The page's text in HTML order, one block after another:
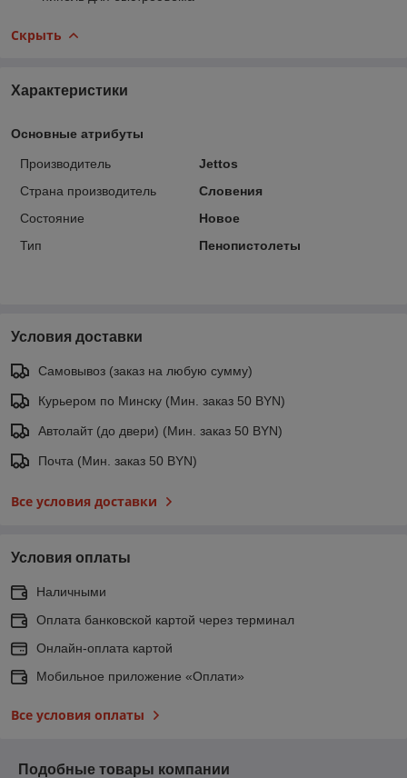
Скрыть
Характеристики
Основные атрибуты
Производитель
Jettos
Страна производитель
Словения
Состояние
Новое
Тип
Пенопистолеты
Условия доставки
Самовывоз (заказ на любую сумму)
Курьером по Минску (Мин. заказ 50 BYN)
Автолайт (до двери) (Мин. заказ 50 BYN)
Почта (Мин. заказ 50 BYN)
Все условия доставки
Условия оплаты
Наличными
Оплата банковской картой через терминал
Онлайн-оплата картой
Мобильное приложение «Оплати»
Все условия оплаты
Подобные товары компании